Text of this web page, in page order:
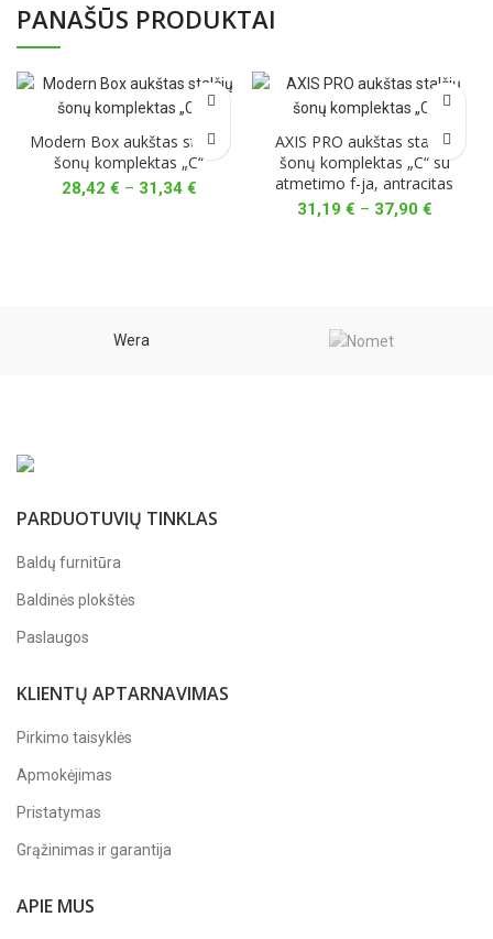
PANAŠŪS PRODUKTAI
Modern Box aukštas stalčių
šonų komplektas „C“
28,42 € – 31,34 €Price
AXIS PRO aukštas stalčių
šonų komplektas „C“ su
atmetimo f-ja, antracitas
31,19 € – 37,90 €Price
Wera
PARDUOTUVIŲ TINKLAS
Baldų furnitūra
Baldinės plokštės
Paslaugos
KLIENTŲ APTARNAVIMAS
Pirkimo taisyklės
Apmokėjimas
Pristatymas
Grąžinimas ir garantija
APIE MUS